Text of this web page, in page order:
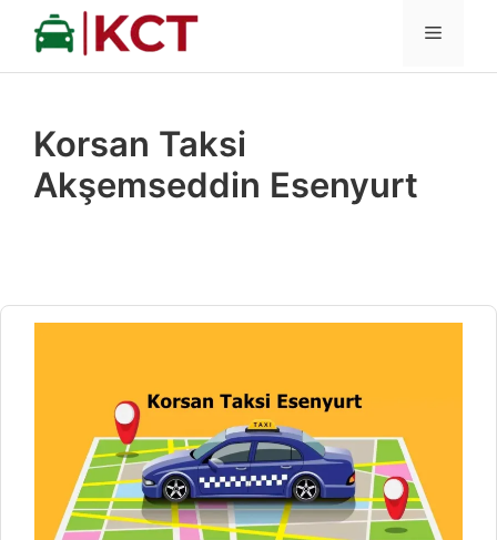
İçeriğe
MENÜ
Korsan Taksi
Akşemseddin Esenyurt